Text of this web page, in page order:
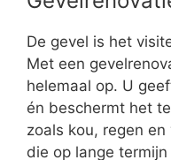
De gevel is het
Met een
helemaal op. U
én beschermt het
zoals kou, regen
die op lange